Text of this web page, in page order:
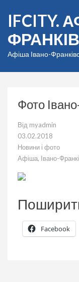
вмісту
(натисніть
Enter)
IFCITY.
Афіша Івано-
Фото
Від myadmin
03.02.2018
Новини і фото
Афіша, Івано-
Facebook